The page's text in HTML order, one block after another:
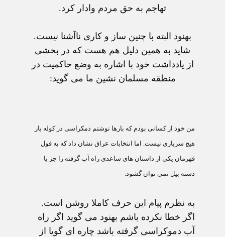
تهاجم به حق مردم وادار کرد.
بهنود البته با چنين ساز و کاری ناآشنا نيست.
شايد به همين دليل هم هست که در بخشی
از يادداشت خود با اشاره به وضع حاکميت در
منطقه مسلمان نشين ما می گويد:
من خود از کسانی بودم که بارها نوشتم دمکراسی در کوله بار
هیچ سربازی نیست. اما انتخابات عراق نشان داد که به قول
قهرمان يکی از داستان های ساعدی راه آب گرفته را جز با
دسته بيل نمی توان گشود.
به نظرم پيام اين حرف کاملا روشن است.
اگر خطا نکرده باشم بهنود می گويد اگر راه
آب دموکراسی گرفته باشد چاره ای گويا از